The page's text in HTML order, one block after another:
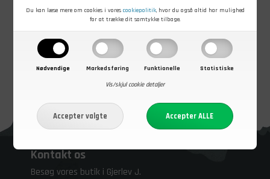
Du kan læse mere om cookies i vores cookiepolitik, hvor du også altid har mulighed
for at trække dit samtykke tilbage.
Nødvendige Markedsføring Funktionelle
Statistiske
Vis/skjul cookie detaljer
Kontakt os
Besøg vores butik i Gjerlev J.